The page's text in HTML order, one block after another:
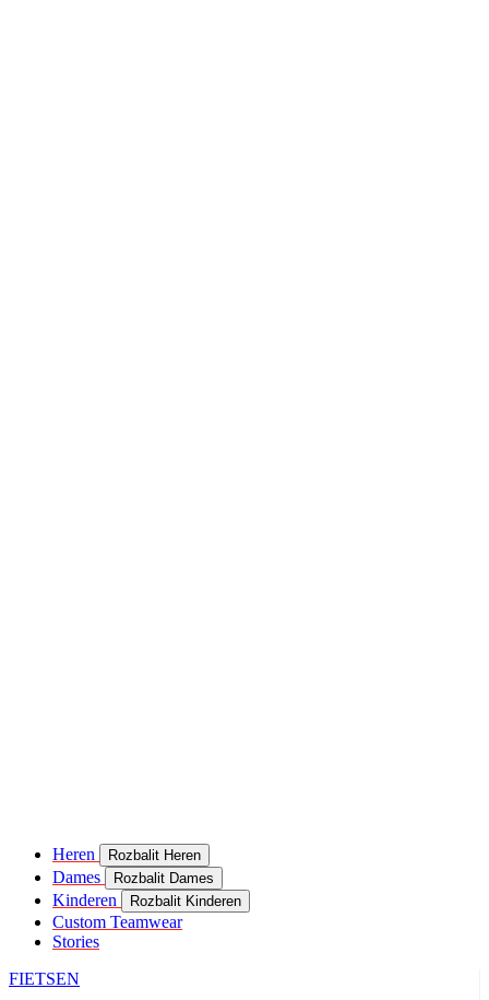
Heren Rozbalit Heren
Dames Rozbalit Dames
Kinderen Rozbalit Kinderen
Custom Teamwear
Stories
FIETSEN